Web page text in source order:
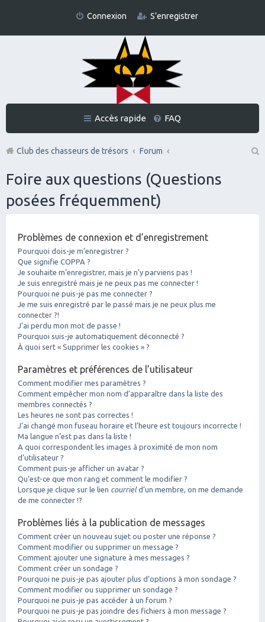
Connexion S’enregistrer
Accès rapide FAQ
Club des chasseurs de trésors
Forum
Foire aux questions (Questions
posées fréquemment)
Problèmes de connexion et d’enregistrement
Pourquoi dois-je m’enregistrer ?
Que signifie COPPA ?
Je souhaite m’enregistrer, mais je n’y parviens pas !
Je suis enregistré mais je ne peux pas me connecter !
Pourquoi ne puis-je pas me connecter ?
Je me suis enregistré par le passé mais je ne peux plus me
connecter ?!
J’ai perdu mon mot de passe !
Pourquoi suis-je automatiquement déconnecté ?
À quoi sert « Supprimer les cookies » ?
Paramètres et préférences de l’utilisateur
Comment modifier mes paramètres ?
Comment empêcher mon nom d’apparaître dans la liste des
membres connectés ?
Les heures ne sont pas correctes !
J’ai changé mon fuseau horaire et l’heure est toujours incorrecte !
Ma langue n’est pas dans la liste !
A quoi correspondent les images à proximité de mon nom
d’utilisateur ?
Comment puis-je afficher un avatar ?
Qu’est-ce que mon rang et comment le modifier ?
Lorsque je clique sur le lien courrield’un membre, on me demande
de me connecter !?
Problèmes liés à la publication de messages
Comment créer un nouveau sujet ou poster une réponse ?
Comment modifier ou supprimer un message ?
Comment ajouter une signature à mes messages ?
Comment créer un sondage ?
Pourquoi ne puis-je pas ajouter plus d’options à mon sondage ?
Comment modifier ou supprimer un sondage ?
Pourquoi ne puis-je pas accéder à un forum ?
Pourquoi ne puis-je pas joindre des fichiers à mon message ?